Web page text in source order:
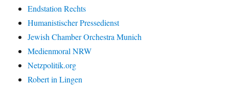
Endstation Rechts
Humanistischer Pressedienst
Jewish Chamber Orchestra Munich
Medienmoral NRW
Netzpolitik.org
Robert in Lingen